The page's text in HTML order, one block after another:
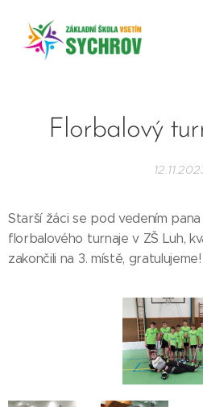
Florbalový
Starší žáci se pod vedením
florbalového turnaje v ZŠ Luh,
zakončili na 3. místě, gratulujeme!